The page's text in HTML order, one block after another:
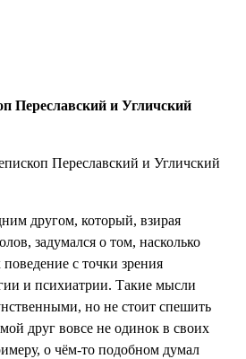
Переславский и Угличский
Переславский и Угличский
другом, который, взирая
задумался о том, насколько
с точки зрения
и психиатрии. Такие мысли
но не стоит спешить
друг вовсе не одинок в своих
о чём-то подобном думал